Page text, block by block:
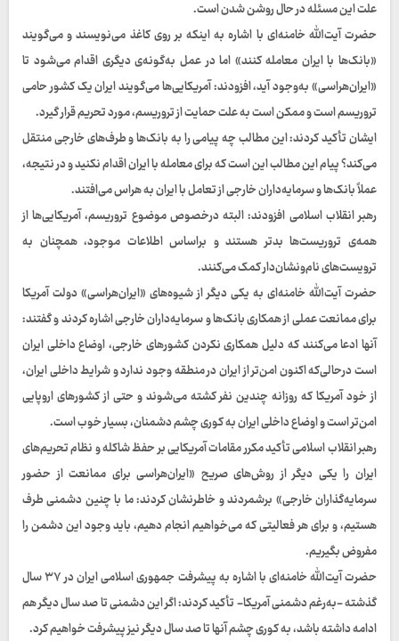
علت این مسئله در حال روشن شدن است.
حضرت آیت‌الله خامنه‌ای با اشاره به اینکه بر روی کاغذ می‌نویسند و می‌گویند
«بانک‌ها با ایران معامله کنند» اما در عمل به‌گونه‌ی دیگری اقدام می‌شود تا
«ایران‌هراسی» به‌وجود آید، افزودند: آمریکایی‌ها می‌گویند ایران یک کشور حامی
تروریسم است و ممکن است به علت حمایت از تروریسم، مورد تحریم قرار گیرد.
ایشان تأکید کردند: این مطالب چه پیامی را به بانک‌ها و طرف‌های خارجی منتقل
می‌کند؟ پیام این مطالب این است که برای معامله با ایران اقدام نکنید و در نتیجه،
عملاً بانک‌ها و سرمایه‌داران خارجی از تعامل با ایران به هراس می‌افتند.
رهبر انقلاب اسلامی افزودند: البته درخصوص موضوع تروریسم، آمریکایی‌ها از
همه‌ی تروریست‌ها بدتر هستند و براساس اطلاعات موجود، همچنان به
ترویست‌های نام‌ونشان‌دار کمک می‌کنند.
حضرت آیت‌الله خامنه‌ای به یکی دیگر از شیوه‌های «ایران‌هراسی» دولت آمریکا
برای ممانعت عملی از همکاری بانک‌ها و سرمایه‌داران خارجی اشاره کردند و گفتند:
آنها ادعا می‌کنند که دلیل همکاری نکردن کشورهای خارجی، اوضاع داخلی ایران
است درحالی‌که اکنون امن‌تر از ایران در منطقه وجود ندارد و شرایط داخلی ایران،
از خود آمریکا که روزانه چندین نفر کشته می‌شوند و حتی از کشورهای اروپایی
امن‌تر است و اوضاع داخلی ایران به کوری چشم دشمنان، بسیار خوب است.
رهبر انقلاب اسلامی تأکید مکرر مقامات آمریکایی بر حفظ شاکله و نظام تحریم‌های
ایران را یکی دیگر از روش‌های صریح «ایران‌هراسی برای ممانعت از حضور
سرمایه‌گذاران خارجی» برشمردند و خاطرنشان کردند: ما با چنین دشمنی طرف
هستیم، و برای هر فعالیتی که می‌خواهیم انجام دهیم، باید وجود این دشمن را
مفروض بگیریم.
حضرت آیت‌الله خامنه‌ای با اشاره به پیشرفت جمهوری اسلامی ایران در ۳۷ سال
گذشته -به‌رغم دشمنی آمریکا- تأکید کردند: اگر این دشمنی تا صد سال دیگر هم
ادامه داشته باشد، به کوری چشم آنها تا صد سال دیگر نیز پیشرفت خواهیم کرد.